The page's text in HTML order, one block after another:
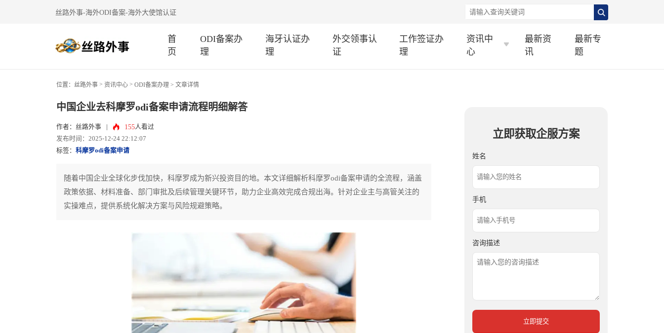
丝路外事-海外ODI备案-海外大使馆认证
首
页
ODI备案办
理
海牙认证办
理
外交领事认
证
工作签证办
理
资讯中
心
最新资
讯
最新专
题
位置： 丝路外事 > 资讯中心 > ODI备案办理 > 文章详情
中国企业去科摩罗odi备案申请流程明细解答
作者：丝路外事 155人看过
发布时间：2025-12-24 22:12:07
标签： 科摩罗odi备案申请
随着中国企业全球化步伐加快，科摩罗成为新兴投资目的地。本文详细解析科摩罗odi备案申请的全流程，涵盖
政策依据、材料准备、部门审批及后续管理关键环节，助力企业高效完成合规出海。针对企业主与高管关注的
实操难点，提供系统化解决方案与风险规避策略。
立即获取企服方案
姓名
手机
咨询描述
立即提交